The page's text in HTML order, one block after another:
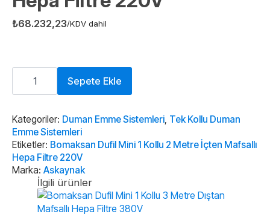
₺68.232,23/KDV dahil
Bomaksan
Mini
2
Metre
İçten
Mafsallı
Hepa
Filtre
Sepete Ekle
Kategoriler: Duman Emme Sistemleri, Tek Kollu Duman
Emme Sistemleri
Etiketler: Bomaksan Dufil Mini 1 Kollu 2 Metre İçten Mafsallı
Hepa Filtre 220V
Marka: Askaynak
İlgili ürünler